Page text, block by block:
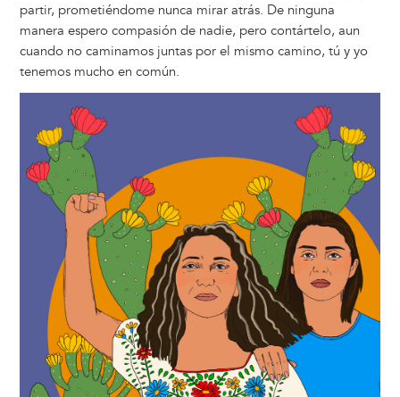
partir, prometiéndome nunca mirar atrás. De ninguna
manera espero compasión de nadie, pero contártelo, aun
cuando no caminamos juntas por el mismo camino, tú y yo
tenemos mucho en común.